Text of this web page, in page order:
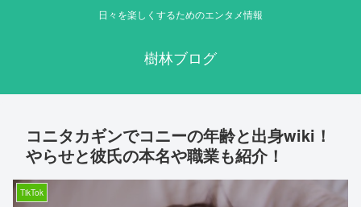
日々を楽しくするためのエンタメ情報
樹林ブログ
コニタカギンでコニーの年齢と出身wiki！
やらせと彼氏の本名や職業も紹介！
TikTok